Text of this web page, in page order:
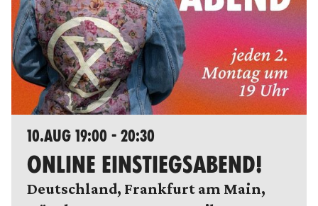
10.AUG 19:00 - 20:30
ONLINE EINSTIEGSABEND!
Deutschland, Frankfurt am Main,